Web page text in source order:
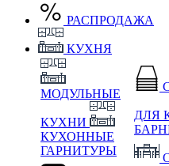
РАСПРОДАЖА
КУХНЯ
МОДУЛЬНЫЕ
КУХНИ
КУХОННЫЕ
ГАРНИТУРЫ
ДЛЯ